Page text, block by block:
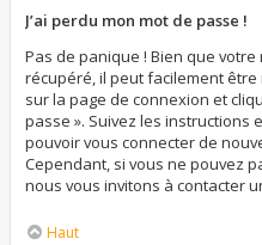
J’ai perdu mon mot de passe !
Pas de panique ! Bien que
récupéré, il peut facilement
sur la page de connexion et
passe ». Suivez les instructions
pouvoir vous connecter de
Cependant, si vous ne pouvez
nous vous invitons à contacter
Haut